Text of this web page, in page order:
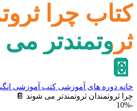
کتاب چرا
ثروتمندتر
📔
خانه دوره های آموزشی کتب آموزشی
چرا ثروتمندان ثروتمندتر می شوند 📔
-10%